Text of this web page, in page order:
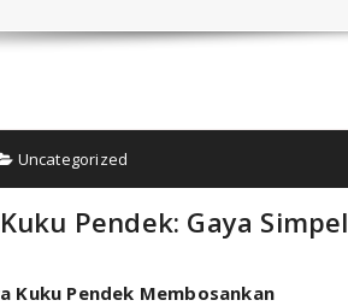
Uncategorized
Pendek: Gaya
Kuku Pendek Membosankan